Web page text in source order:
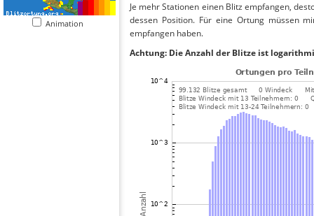
Animation
Je mehr Stationen einen Blitz empfangen,
dessen Position. Für eine Ortung müssen
empfangen haben.
Achtung: Die Anzahl der Blitze ist